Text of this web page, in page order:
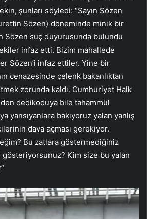
şunları söyledi: “Sayın Sözen
Sözen) döneminde minik bir
Sözen suç duyurusunda bulundu
infaz etti. Bizim mahallede
Sözen’i infaz ettiler. Yine bir
cenazesinde çelenk bakanlıktan
zorunda kaldı. Cumhuriyet Halk
dedikoduya bile tahammül
yansıyanlara bakıyoruz yalan yanlış
dava açması gerekiyor.
Bu zatlara göstermediğiniz
gösteriyorsunuz? Kim size bu yalan